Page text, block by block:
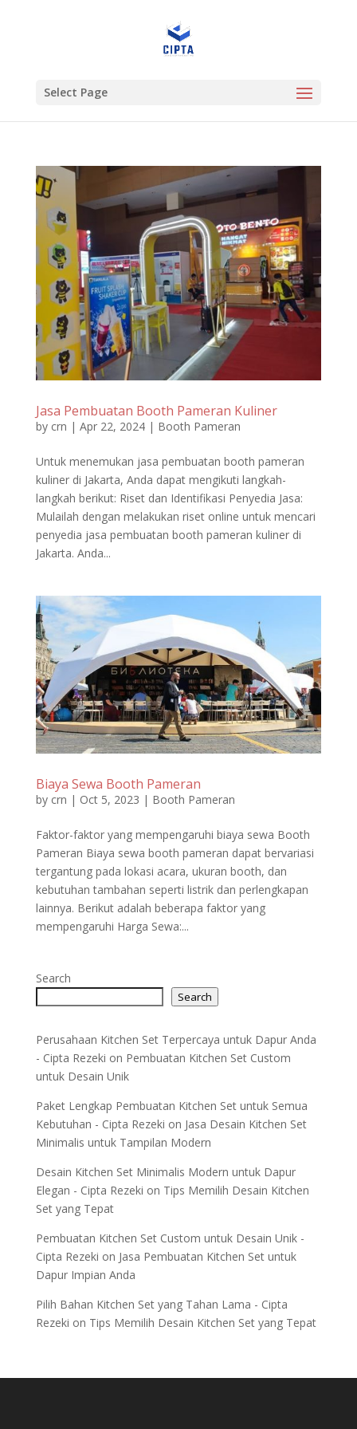
Select Page
Jasa Pembuatan Booth Pameran Kuliner
by crn | Apr 22, 2024| Booth Pameran
Untuk menemukan jasa pembuatan booth pameran
kuliner di Jakarta, Anda dapat mengikuti langkah-
langkah berikut: Riset dan Identifikasi Penyedia Jasa:
Mulailah dengan melakukan riset online untuk mencari
penyedia jasa pembuatan booth pameran kuliner di
Jakarta. Anda...
Biaya Sewa Booth Pameran
by crn | Oct 5, 2023 | Booth Pameran
Faktor-faktor yang mempengaruhi biaya sewa Booth
Pameran Biaya sewa booth pameran dapat bervariasi
tergantung pada lokasi acara, ukuran booth, dan
kebutuhan tambahan seperti listrik dan perlengkapan
lainnya. Berikut adalah beberapa faktor yang
mempengaruhi Harga Sewa:...
Search
Search
Perusahaan Kitchen Set Terpercaya untuk Dapur Anda
- Cipta Rezeki on Pembuatan Kitchen Set Custom
untuk Desain Unik
Paket Lengkap Pembuatan Kitchen Set untuk Semua
Kebutuhan - Cipta Rezeki on Jasa Desain Kitchen Set
Minimalis untuk Tampilan Modern
Desain Kitchen Set Minimalis Modern untuk Dapur
Elegan - Cipta Rezeki on Tips Memilih Desain Kitchen
Set yang Tepat
Pembuatan Kitchen Set Custom untuk Desain Unik -
Cipta Rezeki on Jasa Pembuatan Kitchen Set untuk
Dapur Impian Anda
Pilih Bahan Kitchen Set yang Tahan Lama - Cipta
Rezeki on Tips Memilih Desain Kitchen Set yang Tepat